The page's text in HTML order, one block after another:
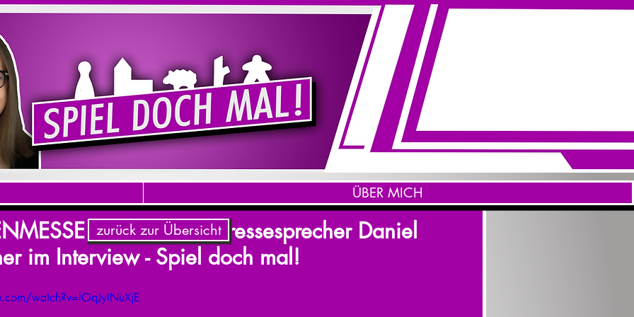
2025 - NSV - Pressesprecher Daniel
im Interview - Spiel doch mal!
watch?v=lOqJyINuXjE
zurück zur Übersicht
ÜBER MICH